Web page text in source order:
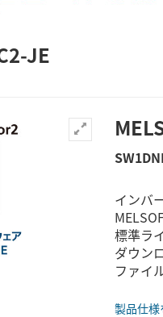
JE
インバ
標準ラ
ダウン
ファイ
製品仕様